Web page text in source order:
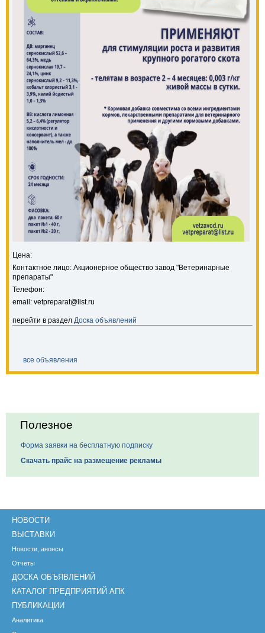
Цена:
Контактное лицо: Акционерное общество завод "Ветеринарные
препараты"
Телефон:
email: vetpreparat@list.ru
перейти в раздел Доска объявлений
все объявления
Полезное
Форма заявки на бесплатную подписку
Скачать прайс на размещение рекламы
НОВОСТИ
ВЫСТАВКИ
Новости, анонсы
Отчеты
ДОСКА ОБЪЯВЛЕНИЙ
КАТАЛОГ ПРЕДПРИЯТИЙ АПК
ПУБЛИКАЦИИ
Аналитика